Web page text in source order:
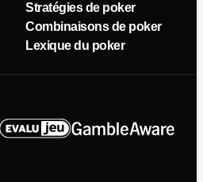
Stratégies de poker
Combinaisons de poker
Lexique du poker